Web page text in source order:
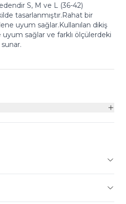
S, M ve L (36-42)
tasarlanmıştır.Rahat bir
uyum sağlar.Kullanılan dikiş
sağlar ve farklı ölçülerdeki